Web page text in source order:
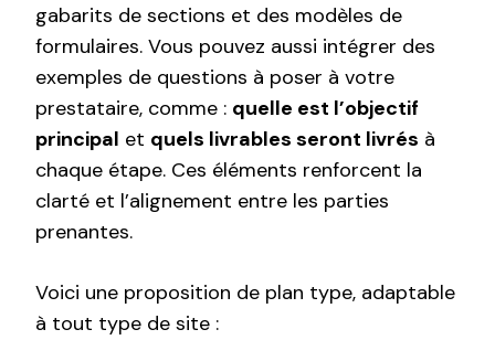
gabarits de sections et des modèles de
formulaires. Vous pouvez aussi intégrer des
exemples de questions à poser à votre
prestataire, comme : quelle est l’objectif
principal et quels livrables seront livrés à
chaque étape. Ces éléments renforcent la
clarté et l’alignement entre les parties
prenantes.
Voici une proposition de plan type, adaptable
à tout type de site :